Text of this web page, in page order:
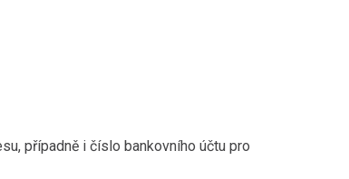
případně i číslo bankovního účtu pro